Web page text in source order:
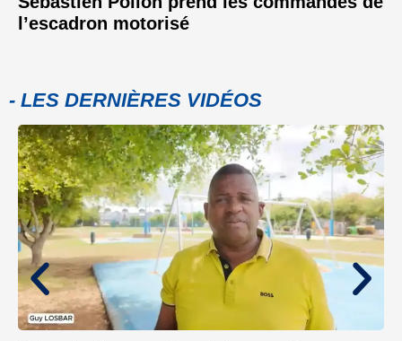
l’escadron motorisé
- LES DERNIÈRES VIDÉOS